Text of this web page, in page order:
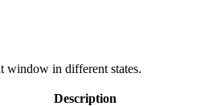
window in different states.
Description